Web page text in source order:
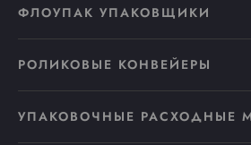
ФЛОУПАК УПАКОВЩИКИ
РОЛИКОВЫЕ КОНВЕЙЕРЫ
УПАКОВОЧНЫЕ РАСХОДНЫЕ